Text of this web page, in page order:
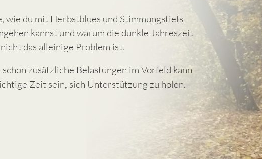
wie du mit Herbstblues und Stimmungstiefs
kannst und warum die dunkle Jahreszeit
das alleinige Problem ist.
schon zusätzliche Belastungen im Vorfeld kann
Zeit sein, sich Unterstützung zu holen.